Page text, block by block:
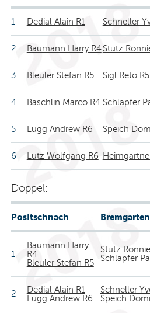
1 Dedial Alain R1 Schneller
2 Baumann Harry R4 Stutz
3 Bleuler Stefan R5 Sigl Reto R5
4 Bäschlin Marco R4 Schläpfer
5 Lugg Andrew R6 Speich
6 Lutz Wolfgang R6
Doppel:
PosItschnach
1
Baumann Harry
R4
Bleuler Stefan R5
Stutz
Schläpfer
2
Dedial Alain R1
Lugg Andrew R6
Schneller
Speich